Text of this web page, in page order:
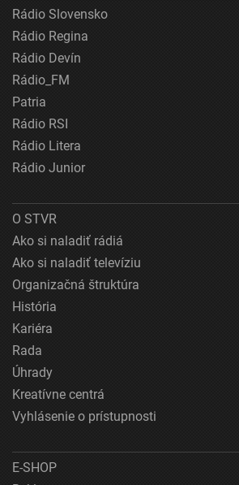
Rádio Slovensko
Rádio Regina
Rádio Devín
Rádio_FM
Patria
Rádio RSI
Rádio Litera
Rádio Junior
O STVR
Ako si naladiť rádiá
Ako si naladiť televíziu
Organizačná štruktúra
História
Kariéra
Rada
Úhrady
Kreatívne centrá
Vyhlásenie o prístupnosti
E-SHOP